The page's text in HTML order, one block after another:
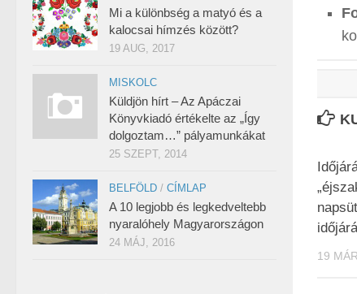
19
Mi a különbség a matyó és a
kalocsai hímzés között?
19 AUG, 2017
MISKOLC
Küldjön hírt – Az Apáczai
Könyvkiadó értékelte az „Így
dolgoztam…” pályamunkákat
25 SZEPT, 2014
BELFÖLD / CÍMLAP
A 10 legjobb és legkedveltebb
nyaralóhely Magyarországon
24 MÁJ, 2016